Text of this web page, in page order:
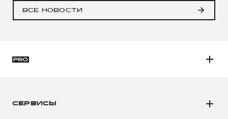
ВСЕ НОВОСТИ
СЕРВИСЫ